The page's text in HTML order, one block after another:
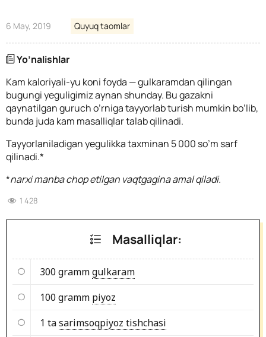
6 May, 2019 Quyuq taomlar
Yo’nalishlar
Kam kaloriyali-yu koni foyda — gulkaramdan qilingan
bugungi yeguligimiz aynan shunday. Bu gazakni
qaynatilgan guruch o’rniga tayyorlab turish mumkin bo’lib,
bunda juda kam masalliqlar talab qilinadi.
Tayyorlaniladigan yegulikka taxminan 5 000 so’m sarf
qilinadi.*
*narxi manba chop etilgan vaqtgagina amal qiladi.
1 428
Masalliqlar:
300 grammgulkaram
100 gramm piyoz
1 tasarimsoqpiyoz tishchasi